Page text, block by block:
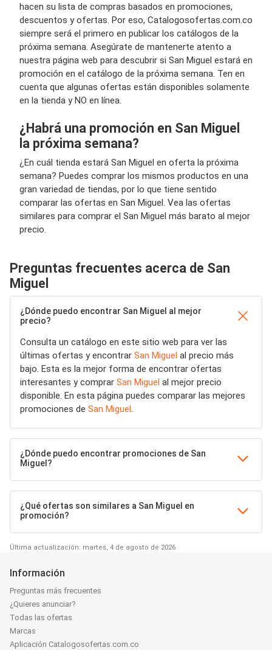
hacen su lista de compras basados en promociones,
descuentos y ofertas. Por eso, Catalogosofertas.com.co
siempre será el primero en publicar los catálogos de la
próxima semana. Asegúrate de mantenerte atento a
nuestra página web para descubrir si San Miguel estará en
promoción en el catálogo de la próxima semana. Ten en
cuenta que algunas ofertas están disponibles solamente
en la tienda y NO en línea.
¿Habrá una promoción en San Miguel
la próxima semana?
¿En cuál tienda estará San Miguel en oferta la próxima
semana? Puedes comprar los mismos productos en una
gran variedad de tiendas, por lo que tiene sentido
comparar las ofertas en San Miguel. Vea las ofertas
similares para comprar el San Miguel más barato al mejor
precio.
Preguntas frecuentes acerca de San
Miguel
¿Dónde puedo encontrar San Miguel al mejor
precio?
Consulta un catálogo en este sitio web para ver las
últimas ofertas y encontrar San Miguel al precio más
bajo. Esta es la mejor forma de encontrar ofertas
interesantes y comprar San Miguel al mejor precio
disponible. En esta página puedes comparar las mejores
promociones de San Miguel.
¿Dónde puedo encontrar promociones de San
Miguel?
¿Qué ofertas son similares a San Miguel en
promoción?
Última actualización: martes, 4 de agosto de 2026
Información
Preguntas más frecuentes
¿Quieres anunciar?
Todas las ofertas
Marcas
Aplicación Catalogosofertas.com.co